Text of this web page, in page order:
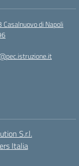
di Napoli
S.r.l.
Italia